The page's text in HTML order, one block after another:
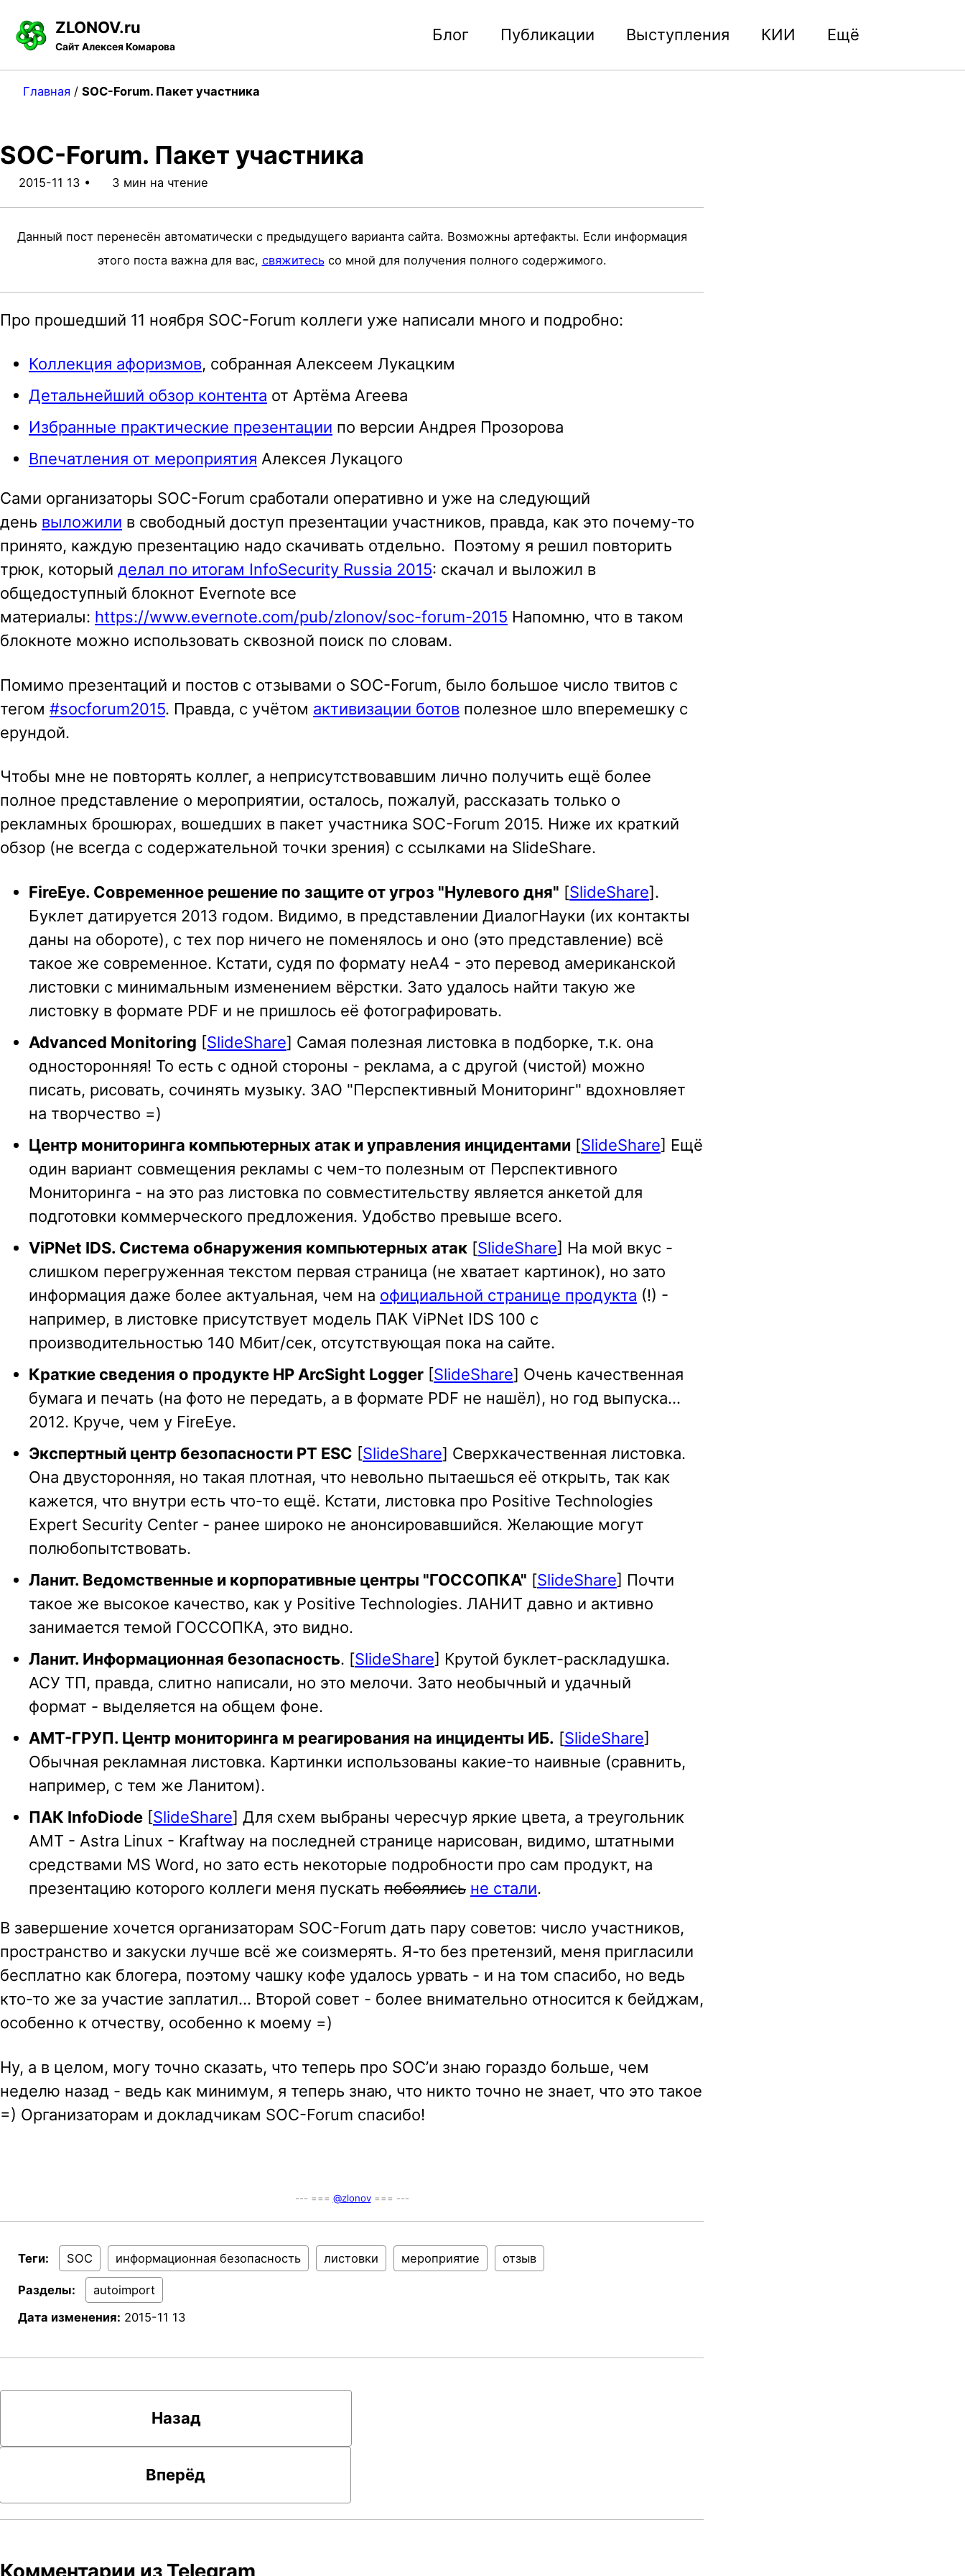
p
y
n
o
n
c
t
f
ZLONOV.ru
Сайт Алексея Комарова
Блог Публикации Выступления КИИ Ещё
Главная / SOC-Forum. Пакет участника
SOC-Forum. Пакет участника
2015-11 13 3 мин на чтение
Данный пост перенесён автоматически с предыдущего варианта сайта. Возможны артефакты. Если информация
этого поста важна для вас, свяжитесьсо мной для получения полного содержимого.
Про прошедший 11 ноября SOC-Forum коллеги уже написали много и подробно:
Коллекция афоризмов, собранная Алексеем Лукацким
Детальнейший обзор контента от Артёма Агеева
Избранные практические презентации по версии Андрея Прозорова
Впечатления от мероприятия Алексея Лукацого
Сами организаторы SOC-Forum сработали оперативно и уже на следующий
день выложили в свободный доступ презентации участников, правда, как это почему-то
принято, каждую презентацию надо скачивать отдельно. Поэтому я решил повторить
трюк, который делал по итогам InfoSecurity Russia 2015: скачал и выложил в
общедоступный блокнот Evernote все
материалы: https://www.evernote.com/pub/zlonov/soc-forum-2015 Напомню, что в таком
блокноте можно использовать сквозной поиск по словам.
Помимо презентаций и постов с отзывами о SOC-Forum, было большое число твитов с
тегом #socforum2015. Правда, с учётом активизации ботов полезное шло вперемешку с
ерундой.
Чтобы мне не повторять коллег, а неприсутствовавшим лично получить ещё более
полное представление о мероприятии, осталось, пожалуй, рассказать только о
рекламных брошюрах, вошедших в пакет участника SOC-Forum 2015. Ниже их краткий
обзор (не всегда с содержательной точки зрения) с ссылками на SlideShare.
FireEye. Современное решение по защите от угроз "Нулевого дня" [SlideShare].
Буклет датируется 2013 годом. Видимо, в представлении ДиалогНауки (их контакты
даны на обороте), с тех пор ничего не поменялось и оно (это представление) всё
такое же современное. Кстати, судя по формату неA4 - это перевод американской
листовки с минимальным изменением вёрстки. Зато удалось найти такую же
листовку в формате PDF и не пришлось её фотографировать.
Advanced Monitoring [SlideShare] Самая полезная листовка в подборке, т.к. она
односторонняя! То есть с одной стороны - реклама, а с другой (чистой) можно
писать, рисовать, сочинять музыку. ЗАО "Перспективный Мониторинг" вдохновляет
на творчество =)
Центр мониторинга компьютерных атак и управления инцидентами [SlideShare] Ещё
один вариант совмещения рекламы с чем-то полезным от Перспективного
Мониторинга - на это раз листовка по совместительству является анкетой для
подготовки коммерческого предложения. Удобство превыше всего.
ViPNet IDS. Система обнаружения компьютерных атак [SlideShare] На мой вкус -
слишком перегруженная текстом первая страница (не хватает картинок), но зато
информация даже более актуальная, чем на официальной странице продукта (!) -
например, в листовке присутствует модель ПАК ViPNet IDS 100 с
производительностью 140 Мбит/сек, отсутствующая пока на сайте.
Краткие сведения о продукте HP ArcSight Logger [SlideShare] Очень качественная
бумага и печать (на фото не передать, а в формате PDF не нашёл), но год выпуска...
2012. Круче, чем у FireEye.
Экспертный центр безопасности PT ESC [SlideShare] Сверхкачественная листовка.
Она двусторонняя, но такая плотная, что невольно пытаешься её открыть, так как
кажется, что внутри есть что-то ещё. Кстати, листовка про Positive Technologies
Expert Security Center - ранее широко не анонсировавшийся. Желающие могут
полюбопытствовать.
Ланит. Ведомственные и корпоративные центры "ГОССОПКА" [SlideShare] Почти
такое же высокое качество, как у Positive Technologies. ЛАНИТ давно и активно
занимается темой ГОССОПКА, это видно.
Ланит. Информационная безопасность. [SlideShare] Крутой буклет-раскладушка.
АСУ ТП, правда, слитно написали, но это мелочи. Зато необычный и удачный
формат - выделяется на общем фоне.
АМТ-ГРУП. Центр мониторинга м реагирования на инциденты ИБ. [SlideShare]
Обычная рекламная листовка. Картинки использованы какие-то наивные (сравнить,
например, с тем же Ланитом).
ПАК InfoDiode [SlideShare] Для схем выбраны чересчур яркие цвета, а треугольник
АМТ - Astra Linux - Kraftway на последней странице нарисован, видимо, штатными
средствами MS Word, но зато есть некоторые подробности про сам продукт, на
презентацию которого коллеги меня пускать побоялись не стали.
В завершение хочется организаторам SOC-Forum дать пару советов: число участников,
пространство и закуски лучше всё же соизмерять. Я-то без претензий, меня пригласили
бесплатно как блогера, поэтому чашку кофе удалось урвать - и на том спасибо, но ведь
кто-то же за участие заплатил… Второй совет - более внимательно относится к бейджам,
особенно к отчеству, особенно к моему =)
Ну, а в целом, могу точно сказать, что теперь про SOC’и знаю гораздо больше, чем
неделю назад - ведь как минимум, я теперь знаю, что никто точно не знает, что это такое
=) Организаторам и докладчикам SOC-Forum спасибо!
--- === @zlonov=== ---
Теги: SOC информационная безопасность листовки мероприятие отзыв
Разделы:
autoimport
Дата изменения: 2015-11 13
Назад
Вперёд
Комментарии из Telegram